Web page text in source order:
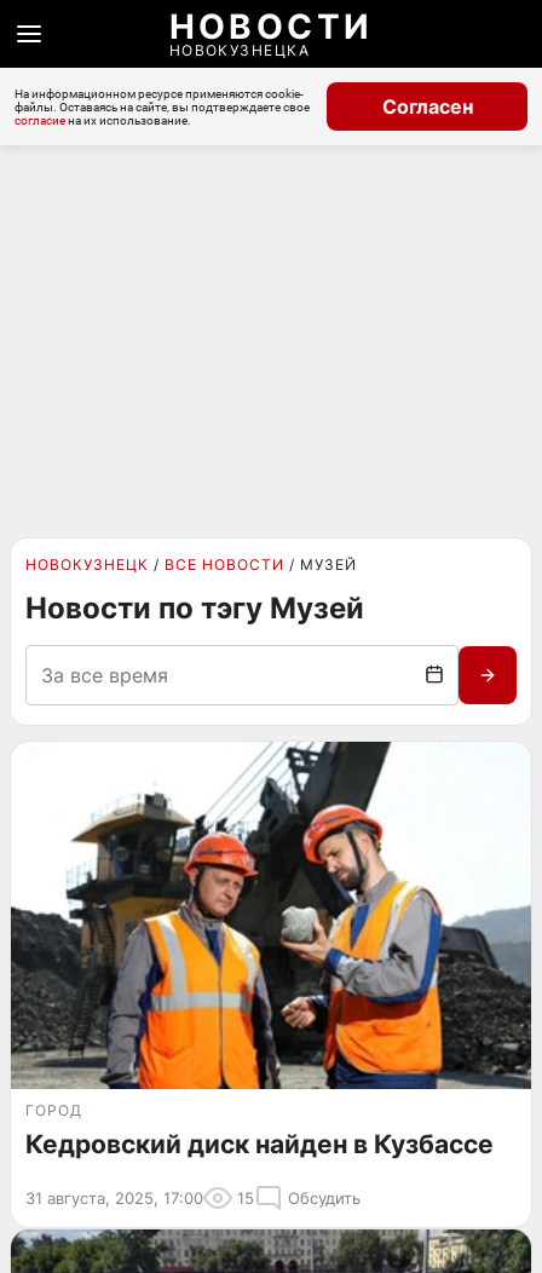
НОВОСТИ
НОВОКУЗНЕЦКА
На информационном ресурсе применяются cookie-
файлы. Оставаясь на сайте, вы подтверждаете свое
согласиена их использование.
Согласен
НОВОКУЗНЕЦК ВСЕ НОВОСТИ МУЗЕЙ
Новости по тэгу Музей
ГОРОД
Кедровский диск найден в Кузбассе
31 августа, 2025, 17:00 15 Обсудить